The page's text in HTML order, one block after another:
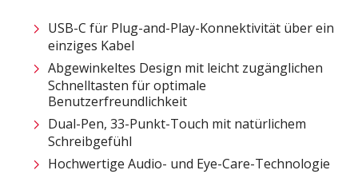
USB-C für Plug-and-Play-Konnektivität über ein
einziges Kabel
Abgewinkeltes Design mit leicht zugänglichen
Schnelltasten für optimale
Benutzerfreundlichkeit
Dual-Pen, 33-Punkt-Touch mit natürlichem
Schreibgefühl
Hochwertige Audio- und Eye-Care-Technologie